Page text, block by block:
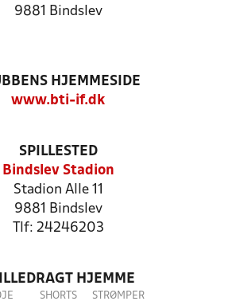
9881 Bindslev
HJEMMESIDE
www.bti-if.dk
SPILLESTED
Bindslev Stadion
Stadion Alle 11
9881 Bindslev
Tlf: 24246203
HJEMME
SHORTS STRØMPER